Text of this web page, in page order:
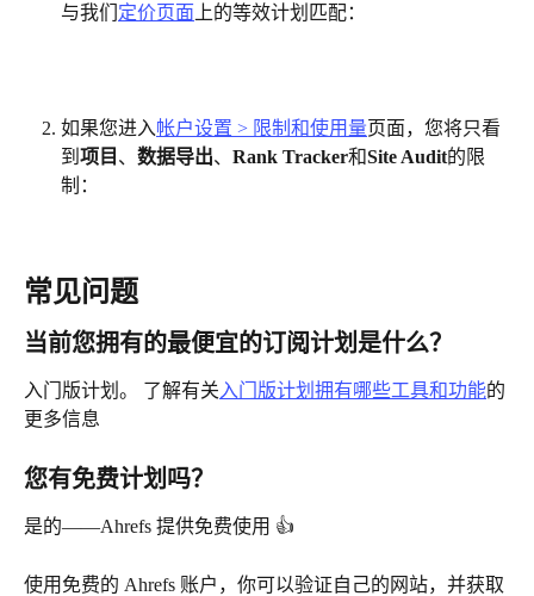
与我们 定价页面 上的等效计划匹配：
如果您进入帐户设置 > 限制和使用量页面，您将只看
到 项目 、 数据导出、 Rank Tracker和Site Audit的限
制：
常见问题
当前您拥有的最便宜的订阅计划是什么？
入门版计划。 了解有关 入门版计划拥有哪些工具和功能的
更多信息
您有免费计划吗？
是的——Ahrefs 提供免费使用 👍
使用免费的 Ahrefs 账户，你可以验证自己的网站，并获取